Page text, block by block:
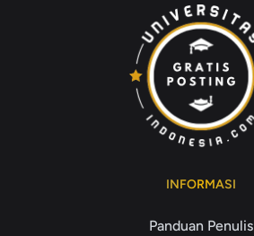
INFORMASI
Panduan Penulis